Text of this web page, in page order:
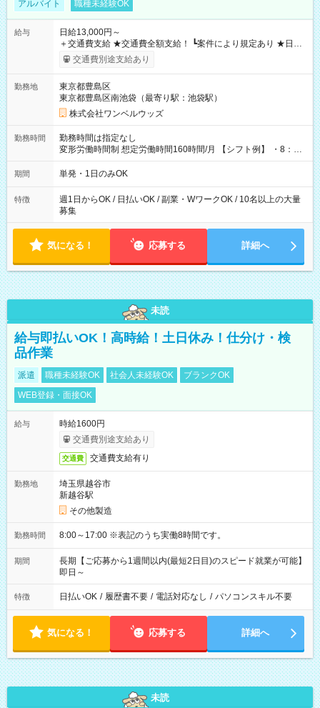
アルバイト 職種未経験OK
給与
日給13,000円～
＋交通費支給 ★交通費全額支給！ ┗案件により規定あり ★日払
いOK！（規定あり） ┗働いたその日に現金GET♪ お仕事後はコ
ンビニATMから 日払い分を引き落とせます！ 【試用期間】試
交通費別途支給あり
勤務地
東京都豊島区
東京都豊島区南池袋（最寄り駅：池袋駅）
株式会社ワンベルウッズ
勤務時間
勤務時間は指定なし
変形労働時間制 想定労働時間160時間/月 【シフト例】 ・8：00
～21：00
期間 単発・1日のみOK
特徴
週1日からOK / 日払いOK / 副業・WワークOK / 10名以上の大量
募集
気になる！ 応募する 詳細へ
未読
給与即払いOK！高時給！土日休み！仕分け・検
品作業
派遣 職種未経験OK 社会人未経験OK
ブランクOK
WEB登録・面接OK
給与
時給1600円
交通費別途支給あり
交通費 交通費支給有り
勤務地
埼玉県越谷市
新越谷駅
その他製造
勤務時間 8:00～17:00 ※表記のうち実働8時間です。
期間
長期【ご応募から1週間以内(最短2日目)のスピード就業が可能】
即日～
特徴 日払いOK / 履歴書不要 / 電話対応なし / パソコンスキル不要
気になる！ 応募する 詳細へ
未読